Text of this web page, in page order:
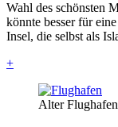
Wahl des schönsten
könnte besser für
Insel, die selbst als
+
Alter